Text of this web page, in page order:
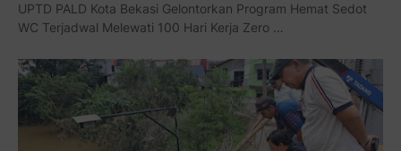
UPTD PALD Kota Bekasi Gelontorkan Program Hemat Sedot
WC Terjadwal Melewati 100 Hari Kerja Zero …